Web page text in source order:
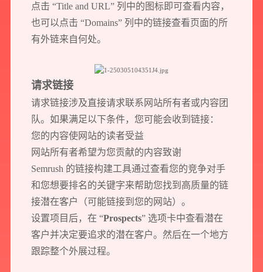
点击 “Title and URL” 列中的图标即可查看内容，
也可以点击 “Domains” 列中的链接查看页面的所
有外链来自何处。
请求链接
请求链接涉及直接请求联系网站所有者或内容团
队。如果满足以下条件，您可能会收到链接：
您的内容使网站的读者受益
网站所有者希望为您贡献的内容致谢
Semrush 的链接构建工具通过查看您的竞争对手
和您想要排名的关键字来帮助您找到高质量的链
接潜在客户（可能链接到您的网站）。
设置项目后，在 “Prospects” 选项卡中查看潜在
客户并决定要追求的潜在客户。然后在一个地方
跟踪整个外展过程。